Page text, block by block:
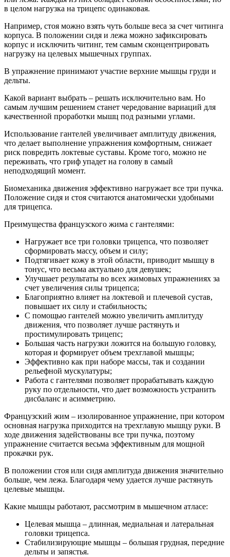
в целом нагрузка на трицепс одинаковая.
Например, стоя можно взять чуть больше веса за счет читинга
корпуса. В положении сидя и лежа можно зафиксировать
корпус и исключить читинг, тем самым сконцентрировать
нагрузку на целевых мышечных группах.
В упражнение принимают участие верхние мышцы груди и
дельты.
Какой вариант выбрать – решать исключительно вам. Но
самым лучшим решением станет чередование вариаций для
качественной проработки мышц под разными углами.
Использование гантелей увеличивает амплитуду движения,
что делает выполнение упражнения комфортным, снижает
риск повредить локтевые суставы. Кроме того, можно не
переживать, что гриф упадет на голову в самый
неподходящий момент.
Биомеханика движения эффективно нагружает все три пучка.
Положение сидя и стоя считаются анатомически удобными
для трицепса.
Преимущества французского жима с гантелями:
Нагружает все три головки трицепса, что позволяет
сформировать массу, объем и силу;
Подтягивает кожу в этой области, приводит мышцу в
тонус, что весьма актуально для девушек;
Улучшает результаты во всех жимовых упражнениях за
счет увеличения силы трицепса;
Благоприятно влияет на локтевой и плечевой сустав,
повышает их силу и стабильность;
С помощью гантелей можно увеличить амплитуду
движения, что позволяет лучше растянуть и
простимулировать трицепс;
Большая часть нагрузки ложится на большую головку,
которая и формирует объем трехглавой мышцы;
Эффективно как при наборе массы, так и создании
рельефной мускулатуры;
Работа с гантелями позволяет прорабатывать каждую
руку по отдельности, что дает возможность устранить
дисбаланс и асимметрию.
Французский жим – изолированное упражнение, при котором
основная нагрузка приходится на трехглавую мышцу руки. В
ходе движения задействованы все три пучка, поэтому
упражнение считается весьма эффективным для мощной
прокачки рук.
В положении стоя или сидя амплитуда движения значительно
больше, чем лежа. Благодаря чему удается лучше растянуть
целевые мышцы.
Какие мышцы работают, рассмотрим в мышечном атласе:
Целевая мышца – длинная, медиальная и латеральная
головки трицепса.
Стабилизирующие мышцы – большая грудная, передние
дельты и запястья.